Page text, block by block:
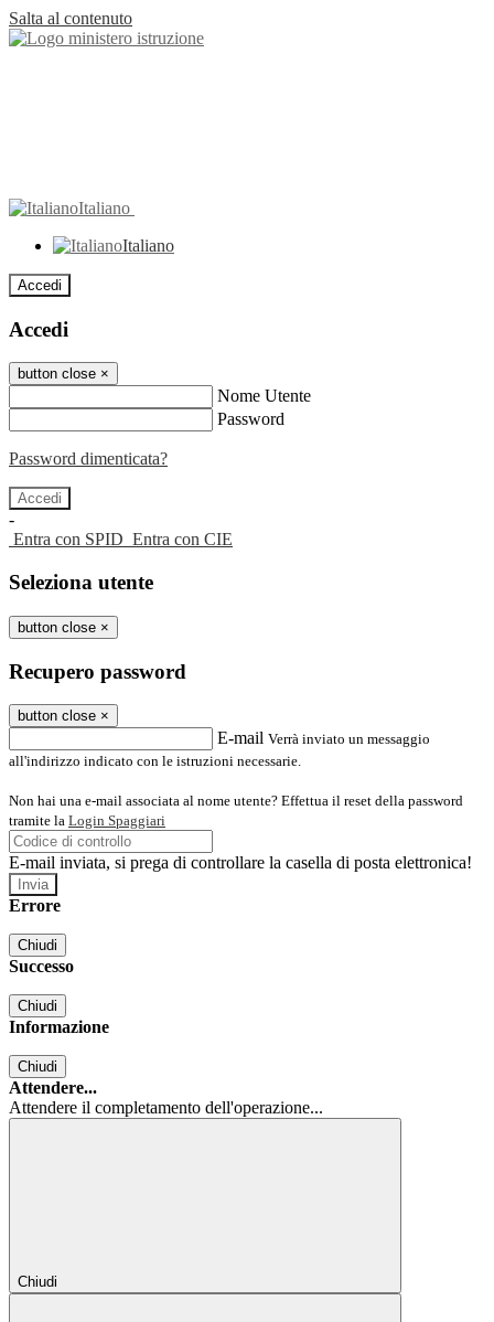
Salta al contenuto
Italiano
Italiano
Accedi
Accedi
button close ×
Nome Utente
Password
Password dimenticata?
-
Entra con SPID Entra con CIE
Seleziona utente
button close ×
Recupero password
button close ×
E-mail Verrà inviato un messaggio
all'indirizzo indicato con le istruzioni necessarie.
Non hai una e-mail associata al nome utente? Effettua il reset della password
tramite la Login Spaggiari
E-mail inviata, si prega di controllare la casella di posta elettronica!
Errore
Chiudi
Successo
Chiudi
Informazione
Chiudi
Attendere...
Attendere il completamento dell'operazione...
Chiudi